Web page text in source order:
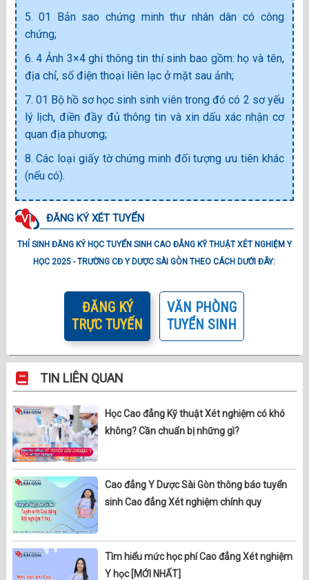
5. 01 Bản sao chứng minh thư nhân dân có công
chứng;
6. 4 Ảnh 3×4 ghi thông tin thí sinh bao gồm: họ và tên,
địa chỉ, số điện thoại liên lạc ở mặt sau ảnh;
7. 01 Bộ hồ sơ học sinh sinh viên trong đó có 2 sơ yếu
lý lịch, điền đầy đủ thông tin và xin dấu xác nhận cơ
quan địa phương;
8. Các loại giấy tờ chứng minh đối tượng ưu tiên khác
(nếu có).
VI. ĐĂNG KÝ XÉT TUYỂN
THÍ SINH ĐĂNG KÝ HỌC TUYỂN SINH CAO ĐẲNG KỸ THUẬT XÉT NGHIỆM Y
HỌC 2025 - TRƯỜNG CĐ Y DƯỢC SÀI GÒN THEO CÁCH DƯỚI ĐÂY:
ĐĂNG KÝ
TRỰC TUYẾN
VĂN PHÒNG
TUYỂN SINH
TIN LIÊN QUAN
Học Cao đẳng Kỹ thuật Xét nghiệm có khó
không? Cần chuẩn bị những gì?
Cao đẳng Y Dược Sài Gòn thông báo tuyển
sinh Cao đẳng Xét nghiệm chính quy
Tìm hiểu mức học phí Cao đẳng Xét nghiệm
Y học [MỚI NHẤT]